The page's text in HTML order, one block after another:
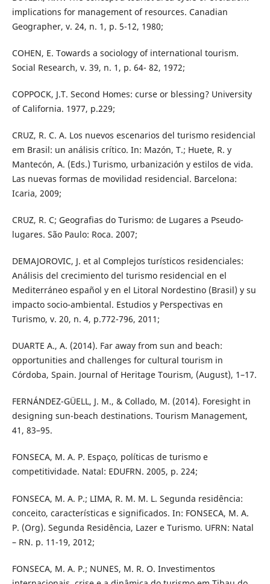
implications for management of resources. Canadian
Geographer, v. 24, n. 1, p. 5-12, 1980;
COHEN, E. Towards a sociology of international tourism.
Social Research, v. 39, n. 1, p. 64- 82, 1972;
COPPOCK, J.T. Second Homes: curse or blessing? University
of California. 1977, p.229;
CRUZ, R. C. A. Los nuevos escenarios del turismo residencial
em Brasil: un análisis crítico. In: Mazón, T.; Huete, R. y
Mantecón, A. (Eds.) Turismo, urbanización y estilos de vida.
Las nuevas formas de movilidad residencial. Barcelona:
Icaria, 2009;
CRUZ, R. C; Geografias do Turismo: de Lugares a Pseudo-
lugares. São Paulo: Roca. 2007;
DEMAJOROVIC, J. et al Complejos turísticos residenciales:
Análisis del crecimiento del turismo residencial en el
Mediterráneo español y en el Litoral Nordestino (Brasil) y su
impacto socio-ambiental. Estudios y Perspectivas en
Turismo, v. 20, n. 4, p.772-796, 2011;
DUARTE A., A. (2014). Far away from sun and beach:
opportunities and challenges for cultural tourism in
Córdoba, Spain. Journal of Heritage Tourism, (August), 1–17.
FERNÁNDEZ-GÜELL, J. M., & Collado, M. (2014). Foresight in
designing sun-beach destinations. Tourism Management,
41, 83–95.
FONSECA, M. A. P. Espaço, políticas de turismo e
competitividade. Natal: EDUFRN. 2005, p. 224;
FONSECA, M. A. P.; LIMA, R. M. M. L. Segunda residência:
conceito, características e significados. In: FONSECA, M. A.
P. (Org). Segunda Residência, Lazer e Turismo. UFRN: Natal
– RN. p. 11-19, 2012;
FONSECA, M. A. P.; NUNES, M. R. O. Investimentos